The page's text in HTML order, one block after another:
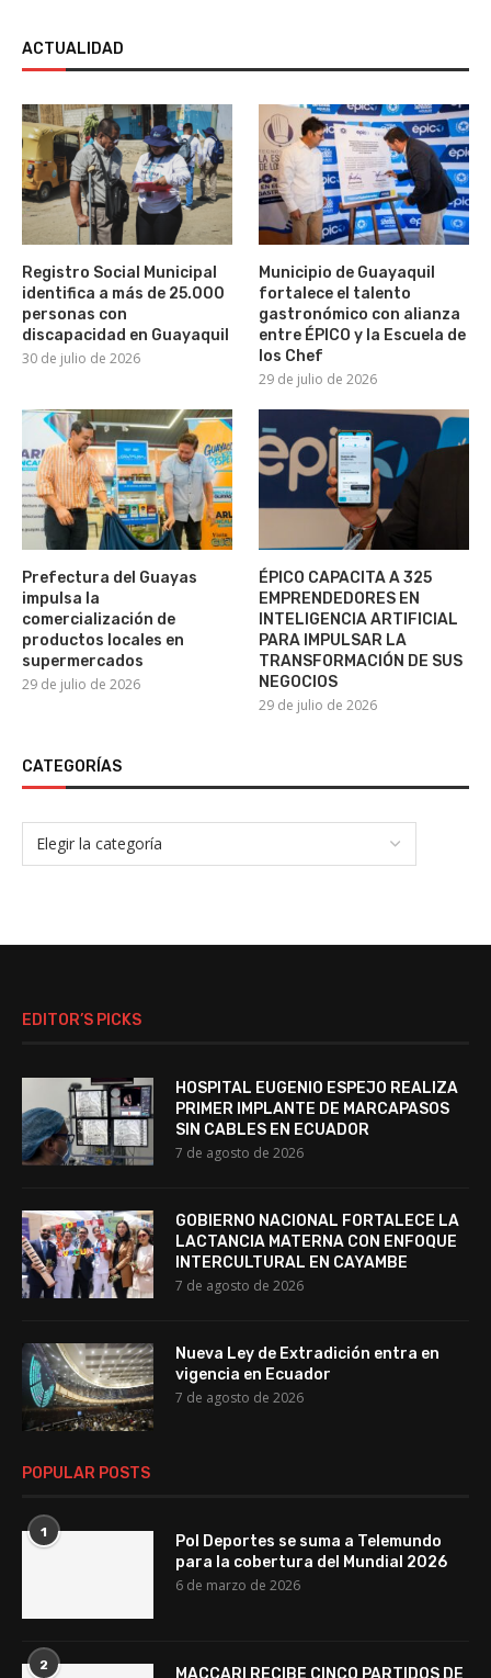
ACTUALIDAD
Registro Social Municipal
identifica a más de 25.000
personas con
discapacidad en Guayaquil
30 de julio de 2026
Municipio de Guayaquil
fortalece el talento
gastronómico con alianza
entre ÉPICO y la Escuela de
los Chef
29 de julio de 2026
Prefectura del Guayas
impulsa la
comercialización de
productos locales en
supermercados
29 de julio de 2026
ÉPICO CAPACITA A 325
EMPRENDEDORES EN
INTELIGENCIA ARTIFICIAL
PARA IMPULSAR LA
TRANSFORMACIÓN DE SUS
NEGOCIOS
29 de julio de 2026
CATEGORÍAS
EDITOR’S PICKS
HOSPITAL EUGENIO ESPEJO REALIZA
PRIMER IMPLANTE DE MARCAPASOS
SIN CABLES EN ECUADOR
7 de agosto de 2026
GOBIERNO NACIONAL FORTALECE LA
LACTANCIA MATERNA CON ENFOQUE
INTERCULTURAL EN CAYAMBE
7 de agosto de 2026
Nueva Ley de Extradición entra en
vigencia en Ecuador
7 de agosto de 2026
POPULAR POSTS
1
Pol Deportes se suma a Telemundo
para la cobertura del Mundial 2026
6 de marzo de 2026
2 MACCARI RECIBE CINCO PARTIDOS DE